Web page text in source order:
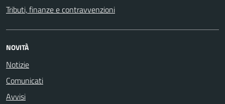
Tributi, finanze e contravvenzioni
NOVITÀ
Notizie
Comunicati
Avvisi